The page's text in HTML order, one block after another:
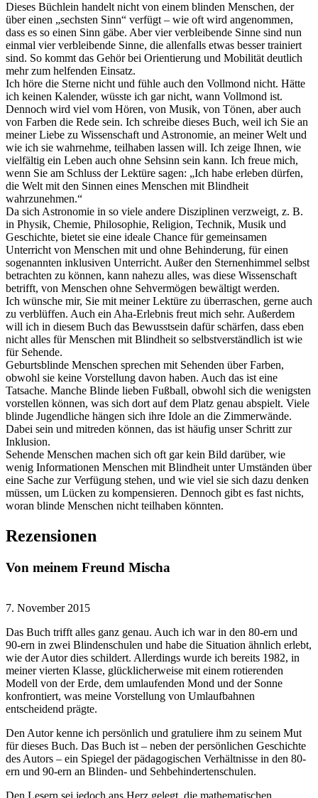
Dieses Büchlein handelt nicht von einem blinden Menschen, der
über einen „sechsten Sinn“ verfügt – wie oft wird angenommen,
dass es so einen Sinn gäbe. Aber vier verbleibende Sinne sind nun
einmal vier verbleibende Sinne, die allenfalls etwas besser trainiert
sind. So kommt das Gehör bei Orientierung und Mobilität deutlich
mehr zum helfenden Einsatz.
Ich höre die Sterne nicht und fühle auch den Vollmond nicht. Hätte
ich keinen Kalender, wüsste ich gar nicht, wann Vollmond ist.
Dennoch wird viel vom Hören, von Musik, von Tönen, aber auch
von Farben die Rede sein. Ich schreibe dieses Buch, weil ich Sie an
meiner Liebe zu Wissenschaft und Astronomie, an meiner Welt und
wie ich sie wahrnehme, teilhaben lassen will. Ich zeige Ihnen, wie
vielfältig ein Leben auch ohne Sehsinn sein kann. Ich freue mich,
wenn Sie am Schluss der Lektüre sagen: „Ich habe erleben dürfen,
die Welt mit den Sinnen eines Menschen mit Blindheit
wahrzunehmen.“
Da sich Astronomie in so viele andere Disziplinen verzweigt, z. B.
in Physik, Chemie, Philosophie, Religion, Technik, Musik und
Geschichte, bietet sie eine ideale Chance für gemeinsamen
Unterricht von Menschen mit und ohne Behinderung, für einen
sogenannten inklusiven Unterricht. Außer den Sternenhimmel selbst
betrachten zu können, kann nahezu alles, was diese Wissenschaft
betrifft, von Menschen ohne Sehvermögen bewältigt werden.
Ich wünsche mir, Sie mit meiner Lektüre zu überraschen, gerne auch
zu verblüffen. Auch ein Aha-Erlebnis freut mich sehr. Außerdem
will ich in diesem Buch das Bewusstsein dafür schärfen, dass eben
nicht alles für Menschen mit Blindheit so selbstverständlich ist wie
für Sehende.
Geburtsblinde Menschen sprechen mit Sehenden über Farben,
obwohl sie keine Vorstellung davon haben. Auch das ist eine
Tatsache. Manche Blinde lieben Fußball, obwohl sich die wenigsten
vorstellen können, was sich dort auf dem Platz genau abspielt. Viele
blinde Jugendliche hängen sich ihre Idole an die Zimmerwände.
Dabei sein und mitreden können, das ist häufig unser Schritt zur
Inklusion.
Sehende Menschen machen sich oft gar kein Bild darüber, wie
wenig Informationen Menschen mit Blindheit unter Umständen über
eine Sache zur Verfügung stehen, und wie viel sie sich dazu denken
müssen, um Lücken zu kompensieren. Dennoch gibt es fast nichts,
woran blinde Menschen nicht teilhaben könnten.
Rezensionen
Von meinem Freund Mischa
7. November 2015
Das Buch trifft alles ganz genau. Auch ich war in den 80-ern und
90-ern in zwei Blindenschulen und habe die Situation ähnlich erlebt,
wie der Autor dies schildert. Allerdings wurde ich bereits 1982, in
meiner vierten Klasse, glücklicherweise mit einem rotierenden
Modell von der Erde, dem umlaufenden Mond und der Sonne
konfrontiert, was meine Vorstellung von Umlaufbahnen
entscheidend prägte.
Den Autor kenne ich persönlich und gratuliere ihm zu seinem Mut
für dieses Buch. Das Buch ist – neben der persönlichen Geschichte
des Autors – ein Spiegel der pädagogischen Verhältnisse in den 80-
ern und 90-ern an Blinden- und Sehbehindertenschulen.
Den Lesern sei jedoch ans Herz gelegt, die mathematischen,